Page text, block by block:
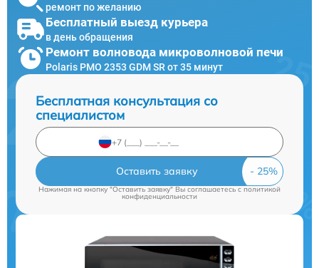
ремонт по желанию
Бесплатный выезд курьера
в день обращения
Ремонт волновода микроволновой печи
Polaris PMO 2353 GDM SR от 35 минут
Бесплатная консультация со
специалистом
Оставить заявку
Нажимая на кнопку "Оставить заявку" Вы соглашаетесь cполитикой
конфиденциальности